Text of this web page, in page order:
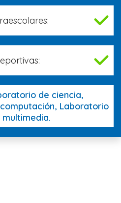
de ciencia,
Laboratorio